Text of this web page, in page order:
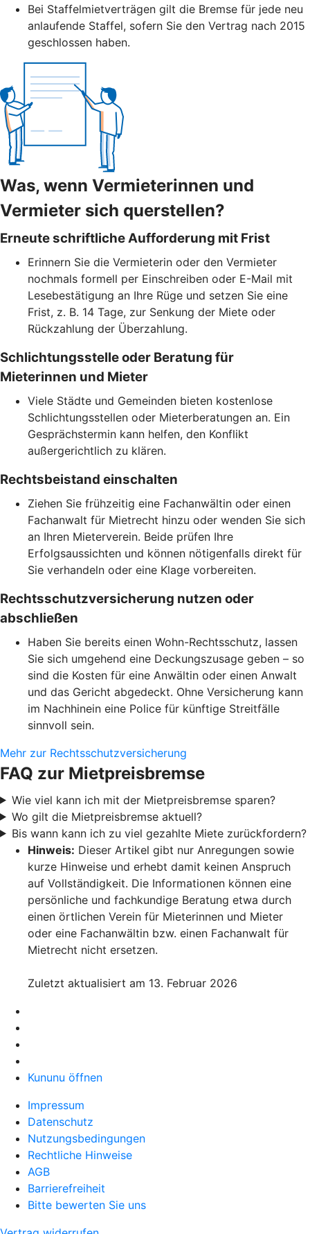
Bei Staffelmietverträgen gilt die Bremse für jede neu
anlaufende Staffel, sofern Sie den Vertrag nach 2015
geschlossen haben.
Was, wenn Vermieterinnen und
Vermieter sich querstellen?
Erneute schriftliche Aufforderung mit Frist
Erinnern Sie die Vermieterin oder den Vermieter
nochmals formell per Einschreiben oder E-Mail mit
Lesebestätigung an Ihre Rüge und setzen Sie eine
Frist, z. B. 14 Tage, zur Senkung der Miete oder
Rückzahlung der Überzahlung.
Schlichtungsstelle oder Beratung für
Mieterinnen und Mieter
Viele Städte und Gemeinden bieten kostenlose
Schlichtungsstellen oder Mieterberatungen an. Ein
Gesprächstermin kann helfen, den Konflikt
außergerichtlich zu klären.
Rechtsbeistand einschalten
Ziehen Sie frühzeitig eine Fachanwältin oder einen
Fachanwalt für Mietrecht hinzu oder wenden Sie sich
an Ihren Mieterverein. Beide prüfen Ihre
Erfolgsaussichten und können nötigenfalls direkt für
Sie verhandeln oder eine Klage vorbereiten.
Rechtsschutzversicherung nutzen oder
abschließen
Haben Sie bereits einen Wohn-Rechtsschutz, lassen
Sie sich umgehend eine Deckungszusage geben – so
sind die Kosten für eine Anwältin oder einen Anwalt
und das Gericht abgedeckt. Ohne Versicherung kann
im Nachhinein eine Police für künftige Streitfälle
sinnvoll sein.
Mehr zur Rechtsschutzversicherung
FAQ zur Mietpreisbremse
Wie viel kann ich mit der Mietpreisbremse sparen?
Wo gilt die Mietpreisbremse aktuell?
Bis wann kann ich zu viel gezahlte Miete zurückfordern?
Hinweis: Dieser Artikel gibt nur Anregungen sowie
kurze Hinweise und erhebt damit keinen Anspruch
auf Vollständigkeit. Die Informationen können eine
persönliche und fachkundige Beratung etwa durch
einen örtlichen Verein für Mieterinnen und Mieter
oder eine Fachanwältin bzw. einen Fachanwalt für
Mietrecht nicht ersetzen.
Zuletzt aktualisiert am 13. Februar 2026
Kununu öffnen
Impressum
Datenschutz
Nutzungsbedingungen
Rechtliche Hinweise
AGB
Barrierefreiheit
Bitte bewerten Sie uns